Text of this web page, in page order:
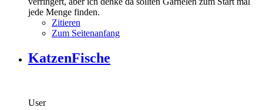
jede Menge finden.
Zitieren
Zum Seitenanfang
KatzenFische
User